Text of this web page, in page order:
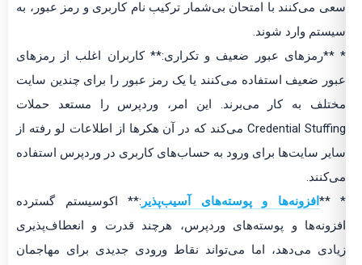
سعی می‌کنند با امتحان بی‌شمار ترکیب نام کاربری و رمز عبور، به
سیستم وارد شوند.
* **رمزهای عبور ضعیف و تکراری:** کاربران اغلب از رمزهای
عبور ضعیف استفاده می‌کنند یا یک رمز عبور را برای چندین سایت
مختلف به کار می‌برند. این امر، وردپرس را مستعد حملات
Credential Stuffing می‌کند که در آن هکرها از اطلاعات لو رفته از
سایر سایت‌ها برای ورود به حساب‌های کاربری در وردپرس استفاده
می‌کنند.
* ** افزونه‌ها و پوسته‌های آسیب‌پذیر :** اکوسیستم گسترده
افزونه‌ها و پوسته‌های وردپرس، هرچند قدرت و انعطاف‌پذیری
زیادی می‌دهد، اما می‌تواند نقاط ورودی جدیدی برای مهاجمان